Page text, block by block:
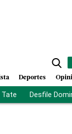
Deportes
Tate Desfile